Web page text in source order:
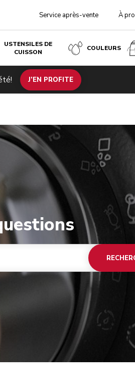
Service après-vente À
USTENSILES DE
CUISSON
COULEURS
J’EN PROFITE